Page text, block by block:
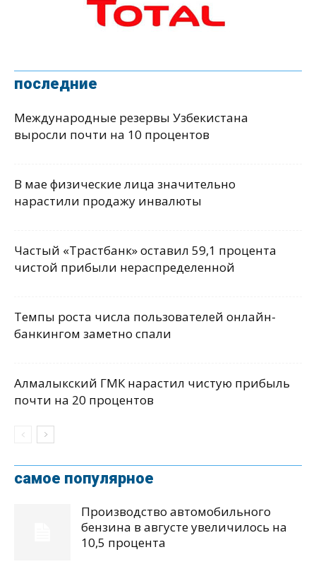
последние
Международные резервы Узбекистана
выросли почти на 10 процентов
В мае физические лица значительно
нарастили продажу инвалюты
Частый «Трастбанк» оставил 59,1 процента
чистой прибыли нераспределенной
Темпы роста числа пользователей онлайн-
банкингом заметно спали
Алмалыкский ГМК нарастил чистую прибыль
почти на 20 процентов
самое популярное
Производство автомобильного
бензина в августе увеличилось на
10,5 процента